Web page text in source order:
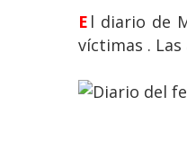
El diario de Miguel 'N', presunto feminicida serial de Iztacalco, detalla cómo acechaba, asesinaba y descuartizaba a sus
víctimas .